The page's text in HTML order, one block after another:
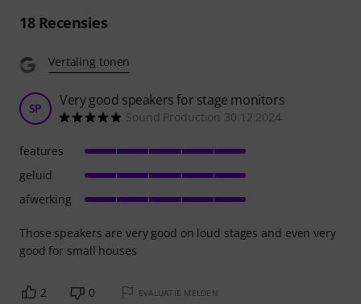
18Recensies
Vertaling tonen
SP Very good speakers for stage monitors
Sound Production 30.12.2024
Those speakers are very good on loud stages and even very
good for small houses
features
geluid
afwerking
2 0 EVALUATIE MELDEN